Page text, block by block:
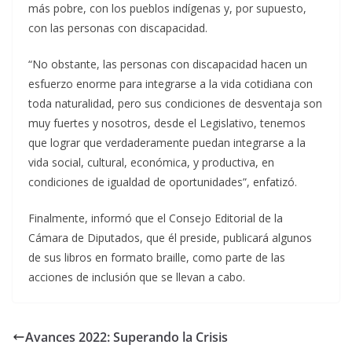
más pobre, con los pueblos indígenas y, por supuesto,
con las personas con discapacidad.
“No obstante, las personas con discapacidad hacen un
esfuerzo enorme para integrarse a la vida cotidiana con
toda naturalidad, pero sus condiciones de desventaja son
muy fuertes y nosotros, desde el Legislativo, tenemos
que lograr que verdaderamente puedan integrarse a la
vida social, cultural, económica, y productiva, en
condiciones de igualdad de oportunidades”, enfatizó.
Finalmente, informó que el Consejo Editorial de la
Cámara de Diputados, que él preside, publicará algunos
de sus libros en formato braille, como parte de las
acciones de inclusión que se llevan a cabo.
Avances 2022: Superando la Crisis